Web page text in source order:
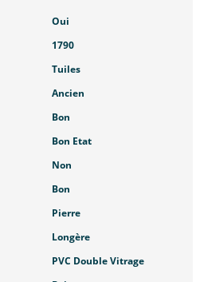
Oui
1790
Tuiles
Ancien
Bon
Bon Etat
Non
Bon
Pierre
Longère
PVC Double Vitrage